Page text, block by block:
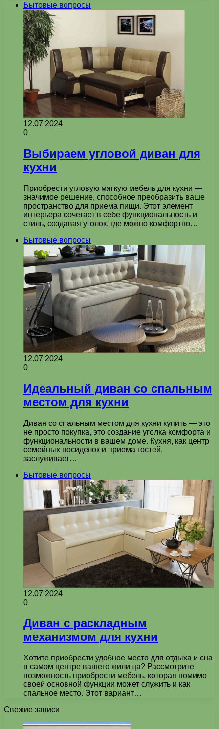
Бытовые вопросы
12.07.2024
0
Выбираем угловой диван для
кухни
Приобрести угловую мягкую мебель для кухни —
значимое решение, способное преобразить ваше
пространство для приема пищи. Этот элемент
интерьера сочетает в себе функциональность и
стиль, создавая уголок, где можно комфортно…
Бытовые вопросы
12.07.2024
0
Идеальный диван со спальным
местом для кухни
Диван со спальным местом для кухни купить — это
не просто покупка, это создание уголка комфорта и
функциональности в вашем доме. Кухня, как центр
семейных посиделок и приема гостей,
заслуживает…
Бытовые вопросы
12.07.2024
0
Диван с раскладным
механизмом для кухни
Хотите приобрести удобное место для отдыха и сна
в самом центре вашего жилища? Рассмотрите
возможность приобрести мебель, которая помимо
своей основной функции может служить и как
спальное место. Этот вариант…
Свежие записи